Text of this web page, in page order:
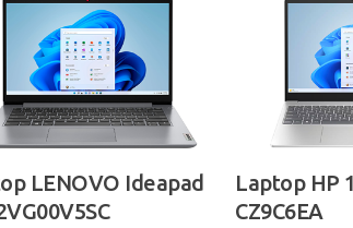
LENOVO Ideapad
Laptop HP
CZ9C6EA